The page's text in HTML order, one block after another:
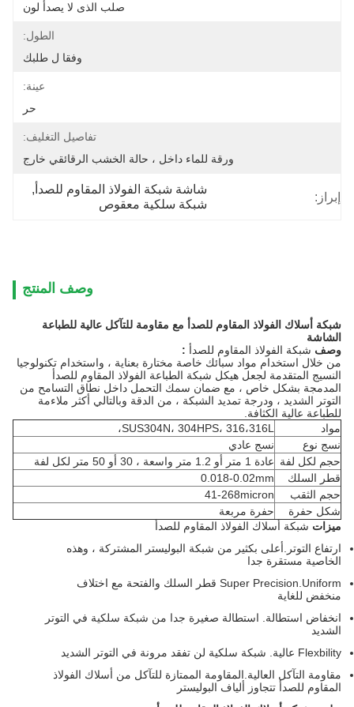
صلب الذى لا يصدأ لون
الطول:
وفقا ل طلبك
عينة:
حر
تفاصيل التغليف:
ورقة للماء داخل ، حالة الخشب الرقائقي خارج
إبراز:
شاشة شبكة الفولاذ المقاوم للصدأ,
شبكة سلكية معقوص
وصف المنتج
شبكة أسلاك الفولاذ المقاوم للصدأ مع مقاومة للتآكل عالية للطباعة
الشاشة
وصفشبكة الفولاذ المقاوم للصدأ:
من خلال استخدام مواد سبائك خاصة مختارة بعناية ، واستخدام تكنولوجيا
النسيج المتقدمة لجعل هيكل شبكة الطباعة الفولاذ المقاوم للصدأ
المدمجة بشكل خاص ، مع ضمان سمك التحمل داخل نطاق التسامح من
التوتر الشديد ، ودرجة تمديد الشبكة ، من الدقة وبالتالي أكثر ملاءمة
للطباعة عالية الكثافة.
مواد
SUS304N، 304HPS، 316،316L،
نسج نوع
نسج عادي
حجم لكل لفة
عادة 1 متر أو 1.2 متر واسعة ، 30 أو 50 متر لكل لفة
قطر السلك
0.018-0.02mm
حجم الثقب
41-268micron
شكل حفرة
حفرة مربعة
ميزاتشبكة أسلاك الفولاذ المقاوم للصدأ
ارتفاع التوتر.أعلى بكثير من شبكة البوليستر المشتركة ، وهذه
الخاصية مستقرة جدا
Super Precision.Uniform قطر السلك والفتحة مع اختلاف
منخفض للغاية
انخفاض استطالة. استطالة صغيرة جدا من شبكة سلكية في التوتر
الشديد
Flexbility عالية. شبكة سلكية لن تفقد مرونة في التوتر الشديد
مقاومة التآكل العالية.المقاومة الممتازة للتآكل من أسلاك الفولاذ
المقاوم للصدأ تتجاوز ألياف البوليستر